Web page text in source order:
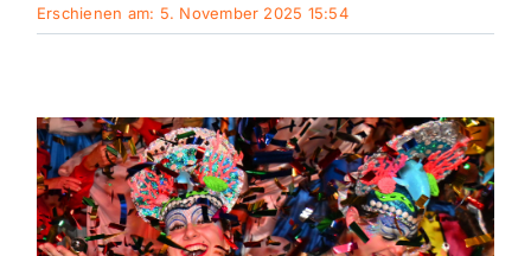
Themen und Termine
Gewinnspiele
Erschienen am: 5. November 2025 15:54